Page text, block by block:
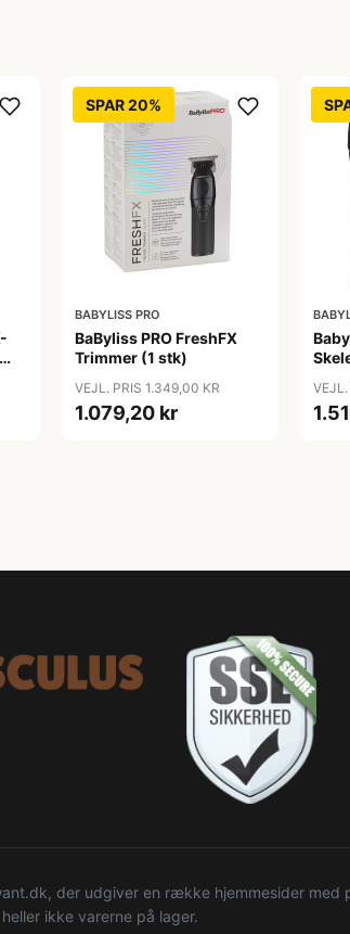
SPAR 20%
BABYLISS PRO
BaByliss PRO FreshFX
Trimmer (1 stk)
VEJL. PRIS 1.349,00 KR
1.079,20 kr
der udgiver en række hjemmesider
ikke varerne på lager.